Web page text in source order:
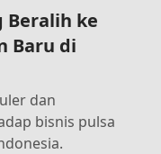
Beralih ke
Baru di
dan
bisnis pulsa